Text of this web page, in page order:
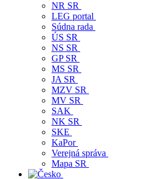
NR SR
LEG portal
Súdna rada
ÚS SR
NS SR
GP SR
MS SR
JA SR
MZV SR
MV SR
SAK
NK SR
SKE
KaPor
Verejná správa
Mapa SR